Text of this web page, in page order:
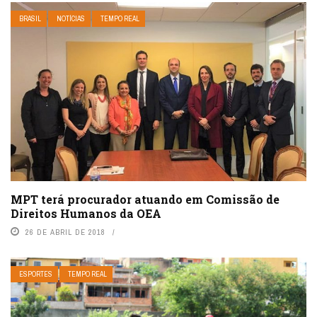
BRASIL NOTÍCIAS TEMPO REAL
MPT terá procurador atuando em Comissão de
Direitos Humanos da OEA
26 DE ABRIL DE 2018
ESPORTES TEMPO REAL